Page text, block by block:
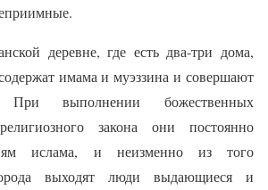
деревне, где есть два-три дома,
имама и муэззина и совершают
выполнении божественных
закона они постоянно
ислама, и неизменно из того
выходят люди выдающиеся и